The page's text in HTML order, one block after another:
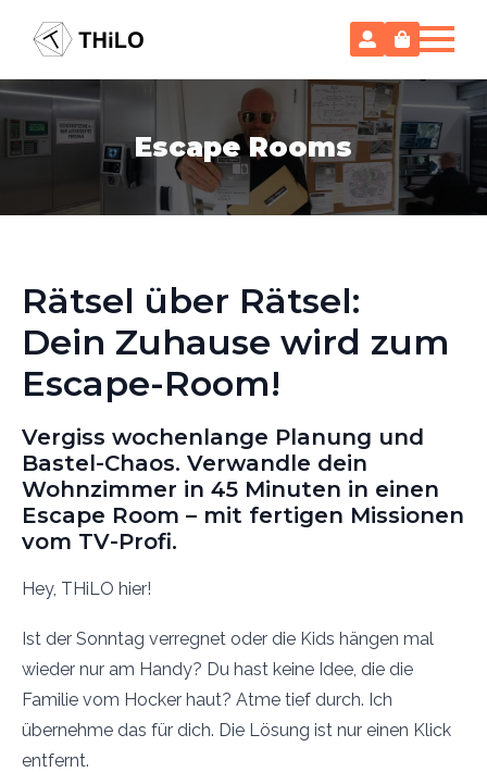
Escape Rooms
Rätsel über Rätsel:
Dein Zuhause wird zum
Escape-Room!
Vergiss wochenlange Planung und
Bastel-Chaos. Verwandle dein
Wohnzimmer in 45 Minuten in einen
Escape Room – mit fertigen Missionen
vom TV-Profi.
Hey, THiLO hier!
Ist der Sonntag verregnet oder die Kids hängen mal
wieder nur am Handy? Du hast keine Idee, die die
Familie vom Hocker haut? Atme tief durch. Ich
übernehme das für dich. Die Lösung ist nur einen Klick
entfernt.